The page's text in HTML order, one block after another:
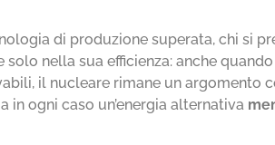
di produzione superata, chi si
solo nella sua efficienza: anche
il nucleare rimane un argomento
in ogni caso un’energia alternativa